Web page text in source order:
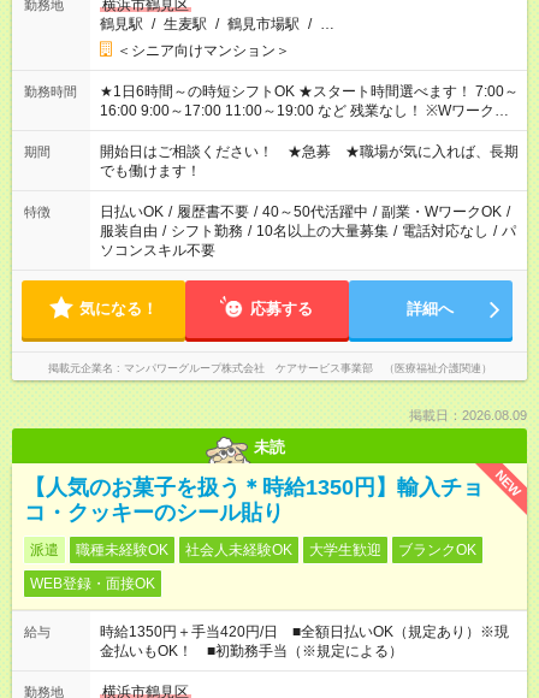
勤務地
横浜市鶴見区
鶴見駅 / 生麦駅 / 鶴見市場駅 / …
＜シニア向けマンション＞
勤務時間
★1日6時間～の時短シフトOK ★スタート時間選べます！ 7:00～
16:00 9:00～17:00 11:00～19:00 など 残業なし！ ※Wワークの
場合、他のお仕事と合わせ週40時間超の就業はご案内できませ
ん ※法令に基づき、週20時間以上勤務は社会保険への加入対象
となります ※労働者派遣法（日雇い派遣の原則禁止）により、
短時間・短期間の就業はご案内が難しい場合があります
期間
開始日はご相談ください！ ★急募 ★職場が気に入れば、長期
でも働けます！
特徴 日払いOK / 履歴書不要 / 40～50代活躍中 / 副業・WワークOK /
服装自由 / シフト勤務 / 10名以上の大量募集 / 電話対応なし / パ
ソコンスキル不要
気になる！ 応募する 詳細へ
掲載元企業名 マンパワーグループ株式会社 ケアサービス事業部 （医療福祉介護関連）
掲載日：2026.08.09
未読
NEW
【人気のお菓子を扱う＊時給1350円】輸入チョ
コ・クッキーのシール貼り
派遣 職種未経験OK 社会人未経験OK 大学生歓迎
ブランクOK
WEB登録・面接OK
給与
時給1350円＋手当420円/日 ■全額日払いOK（規定あり）※現
金払いもOK！ ■初勤務手当（※規定による）
勤務地
横浜市鶴見区